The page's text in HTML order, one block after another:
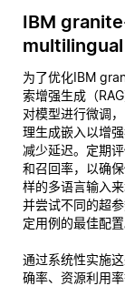
IBM
multilingual
为了优化IBM
索增强生成（
对模型进行微调
理生成嵌入以增
减少延迟。定期
和召回率，以确
样的多语言输入
并尝试不同的超
定用例的最佳配置
通过系统性实施
确率、资源利用